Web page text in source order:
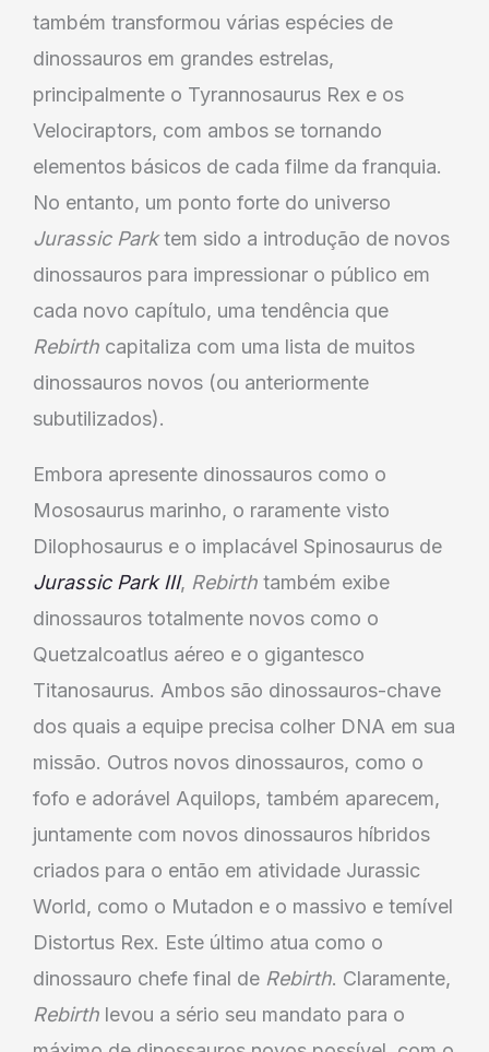
também transformou várias espécies de
dinossauros em grandes estrelas,
principalmente o Tyrannosaurus Rex e os
Velociraptors, com ambos se tornando
elementos básicos de cada filme da franquia.
No entanto, um ponto forte do universo
Jurassic Parktem sido a introdução de novos
dinossauros para impressionar o público em
cada novo capítulo, uma tendência que
Rebirth capitaliza com uma lista de muitos
dinossauros novos (ou anteriormente
subutilizados).
Embora apresente dinossauros como o
Mososaurus marinho, o raramente visto
Dilophosaurus e o implacável Spinosaurus de
Jurassic Park III, Rebirth também exibe
dinossauros totalmente novos como o
Quetzalcoatlus aéreo e o gigantesco
Titanosaurus. Ambos são dinossauros-chave
dos quais a equipe precisa colher DNA em sua
missão. Outros novos dinossauros, como o
fofo e adorável Aquilops, também aparecem,
juntamente com novos dinossauros híbridos
criados para o então em atividade Jurassic
World, como o Mutadon e o massivo e temível
Distortus Rex. Este último atua como o
dinossauro chefe final de Rebirth. Claramente,
Rebirth levou a sério seu mandato para o